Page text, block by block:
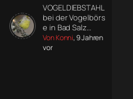
VOGELDIEBSTAHL
bei der Vogelbörs
e in Bad Salz…
Von Konni, 9 Jahren
vor